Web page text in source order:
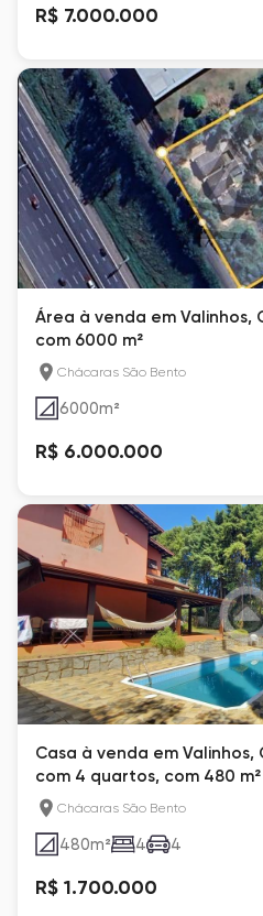
R$ 7.000.000
Área à venda em Valinhos,
com 6000 m²
Chácaras São Bento
6000m²
R$ 6.000.000
Casa à venda em Valinhos,
com 4 quartos, com 480 m²
Chácaras São Bento
480m² 4 4
R$ 1.700.000